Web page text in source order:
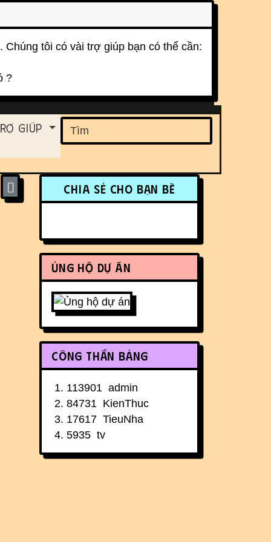
Chúng tôi có vài trợ giúp bạn có thể cần:
?
Giúp
More content and
Chia sẻ cho bạn bè
Ủng hộ dự án
Công thần bảng
113901 admin
84731 KienThuc
17617 TieuNha
5935 tv